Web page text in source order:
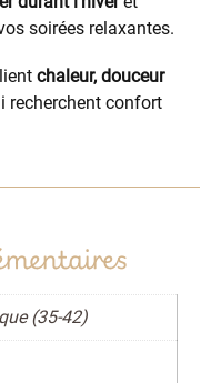
soirées relaxantes.
chaleur, douceur
recherchent confort
(35-42)